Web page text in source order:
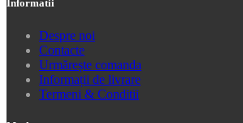
Informatii
Despre noi
Contacte
Urmărește comanda
Informații de livrare
Termeni & Conditii